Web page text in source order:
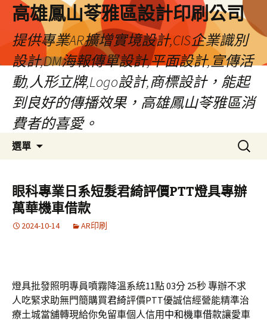
高雄鳳山苓雅區設計印刷公司
提供專業AR擴增實境設計,CIS企業識別
設計,DM海報傳單設計,平面設計,宣傳活
動,人形立牌,Logo設計,商標設計，能起
到良好的傳播效果，高雄鳳山苓雅區消
費者的喜愛。
選單
容
搜
尋
鍵
字:
眼科專業日系短髮君綺評價PTT燈具專辦
萬華機車借款
2024-10-14 AR印刷
燈具批發照明專員噴霧降溫系統11點 03分 25秒專辦不求
人吃緊求助無門簡購買君綺評價PTT優誠信經營能精準治
療土城當舖轉現給你免留車個人信用 中和機車借款讓愛車